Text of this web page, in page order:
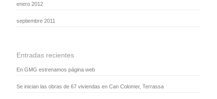
enero 2012
septiembre 2011
Entradas recientes
En GMG estrenamos página web
Se inician las obras de 67 viviendas en Can Colomer, Terrassa